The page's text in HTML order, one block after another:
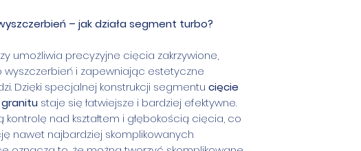
– jak działa segment turbo?
umożliwia precyzyjne cięcia zakrzywione,
wyszczerbień i zapewniając estetyczne
Dzięki specjalnej konstrukcji segmentu cięcie
staje się łatwiejsze i bardziej efektywne.
kontrolę nad kształtem i głębokością cięcia, co
nawet najbardziej skomplikowanych